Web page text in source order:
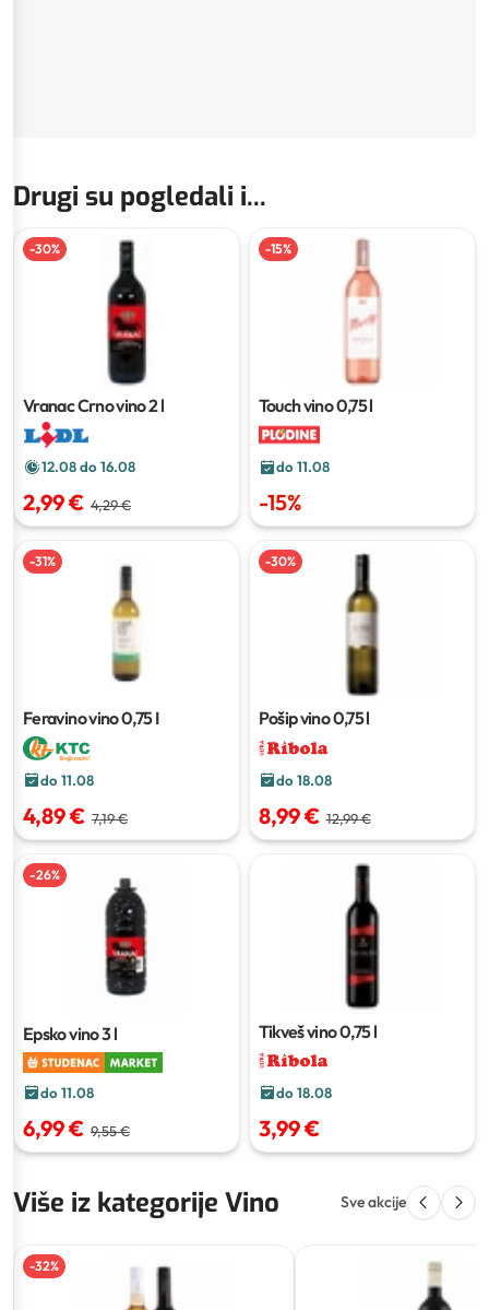
Drugi su pogledali i...
-30%
Vranac Crno vino2 l
12.08 do 16.08
2,99 € 4,29 €
-15%
Touch vino0,75 l
do 11.08
-15%
-31%
Feravino vino0,75 I
do 11.08
4,89 € 7,19 €
-30%
Pošip vino0,75 l
do 18.08
8,99 € 12,99 €
-26%
Epsko vino3 l
do 11.08
6,99 € 9,55 €
Tikveš vino0,75 l
do 18.08
3,99 €
Više iz kategorije Vino Sve akcije
-32%